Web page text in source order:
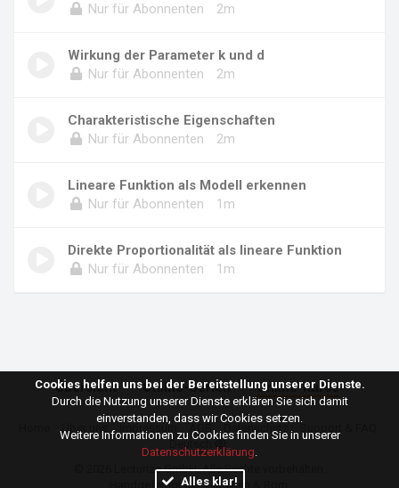
Nur für Abonnenten
2m
Wirkung der Parameter k und d
Nur für Abonnenten
2m
Charakteristische Eigenschaften
Nur für Abonnenten
2m
Lineare Funktion als Modell erkennen
Nur für Abonnenten
1m
Direkte Proportionalität als lineare Funktion
Nur für Abonnenten
1m
Übersicht Online-Serien Online-Kurse
Impressum Datenschutz
Deutsch
Lecturize GmbH. Alle Rechte vorbehalten.
Handgefertigt mit ♥ in Wien & Rom.
Cookies helfen uns bei der Bereitstellung unserer Dienste.
Durch die Nutzung unserer Dienste erklären Sie sich damit
einverstanden, dass wir Cookies setzen.
Weitere Informationen zu Cookies finden Sie in unserer
Datenschutzerklärung.
Alles klar!